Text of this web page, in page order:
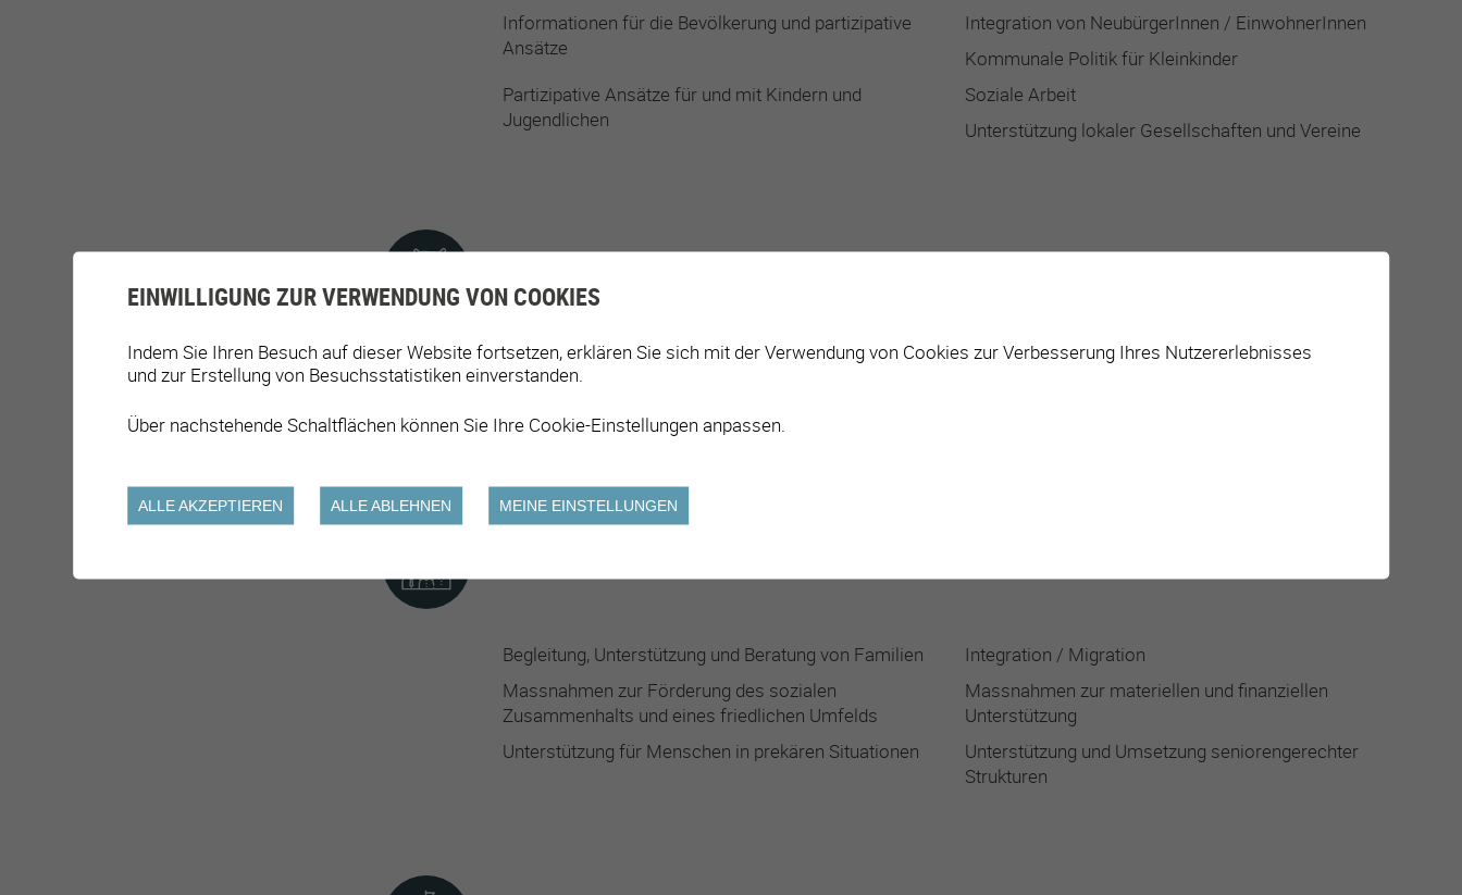
Informationen für die Bevölkerung und partizipative
Ansätze
Integration von NeubürgerInnen / EinwohnerInnen
Kommunale Politik für Kleinkinder
Partizipative Ansätze für und mit Kindern und
Jugendlichen
Soziale Arbeit
Unterstützung lokaler Gesellschaften und Vereine
Aktivitäten für ältere Menschen
Aktivitäten für Jugendliche
Begleitung, Unterstützung und Beratung von Familien
Integration / Migration
Massnahmen zur Förderung des sozialen
Zusammenhalts und eines friedlichen Umfelds
Massnahmen zur materiellen und finanziellen
Unterstützung
Unterstützung für Menschen in prekären Situationen
Unterstützung und Umsetzung seniorengerechter
Strukturen
EINWILLIGUNG ZUR VERWENDUNG VON COOKIES
Indem Sie Ihren Besuch auf dieser Website fortsetzen, erklären Sie sich mit der Verwendung von Cookies zur Verbesserung Ihres Nutzererlebnisses
und zur Erstellung von Besuchsstatistiken einverstanden.
Über nachstehende Schaltflächen können Sie Ihre Cookie-Einstellungen anpassen.
ALLE AKZEPTIEREN ALLE ABLEHNEN MEINE EINSTELLUNGEN